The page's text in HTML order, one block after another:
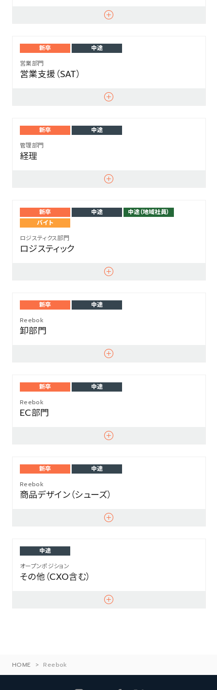
新卒
中途
営業部門
営業支援（SAT）
新卒
中途
管理部門
経理
新卒 中途
中途（地域社員）
バイト
ロジスティクス部門
ロジスティック
新卒
中途
Reebok
卸部門
新卒
中途
Reebok
EC部門
新卒
中途
Reebok
商品デザイン（シューズ）
中途
オープンポジション
その他（CXO含む）
HOME > Reebok